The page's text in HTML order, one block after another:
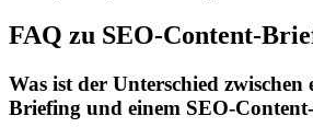
FAQ zu SEO-Content-
Was ist der Unterschied zwischen
Briefing und einem SEO-